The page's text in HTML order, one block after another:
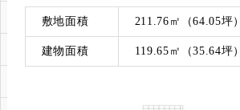
敷地面積 211.76㎡（64.05坪）
建物面積 119.65㎡（35.64坪）